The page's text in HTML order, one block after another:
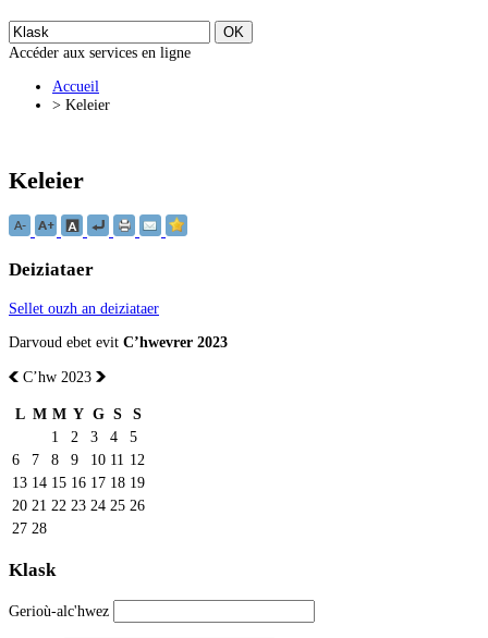
Accéder aux services en ligne
Accueil
> Keleier
Keleier
Deiziataer
Sellet ouzh an deiziataer
Darvoud ebet evit Cʼhwevrer 2023
Cʼhw 2023
L M M Y G S
S
1
2 3 4
5
6
7 8 9 10 11 12
13 14 15 16 17 18 19
20 21 22 23 24 25 26
27 28
Klask
Gerioù-alc'hwez